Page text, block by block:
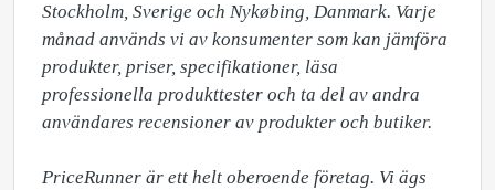
Stockholm, Sverige och Nykøbing, Danmark. Varje
månad används vi av konsumenter som kan jämföra
produkter, priser, specifikationer, läsa
professionella produkttester och ta del av andra
användares recensioner av produkter och butiker.
PriceRunner är ett helt oberoende företag. Vi ägs